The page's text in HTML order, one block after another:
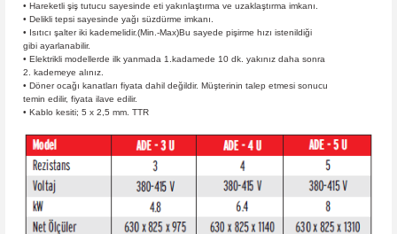
• Hareketli şiş tutucu sayesinde eti yakınlaştırma ve uzaklaştırma imkanı.
• Delikli tepsi sayesinde yağı süzdürme imkanı.
• Isıtıcı şalter iki kademelidir.(Min.-Max)Bu sayede pişirme hızı istenildiği
gibi ayarlanabilir.
• Elektrikli modellerde ilk yanmada 1.kadamede 10 dk. yakınız daha sonra
2. kademeye alınız.
• Döner ocağı kanatları fiyata dahil değildir. Müşterinin talep etmesi sonucu
temin edilir, fiyata ilave edilir.
• Kablo kesiti; 5 x 2,5 mm. TTR